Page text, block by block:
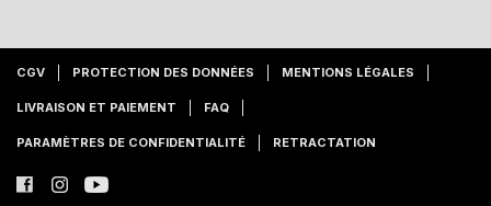
CGV PROTECTION DES DONNÉES MENTIONS LÉGALES
LIVRAISON ET PAIEMENT FAQ
PARAMÈTRES DE CONFIDENTIALITÉ RETRACTATION